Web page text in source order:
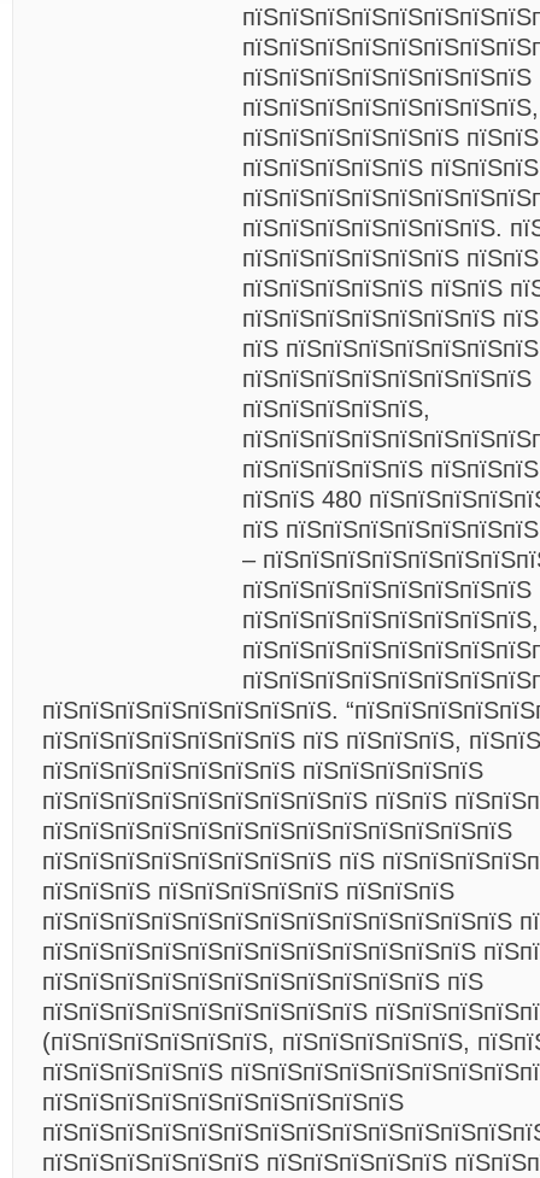
пїЅпїЅпїЅпїЅпїЅпїЅ
пїЅпїЅпїЅпїЅпїЅ
пїЅпїЅпїЅпїЅпїЅпїЅпїЅ.
пїЅпїЅпїЅпїЅпїЅпїЅ
пїЅпїЅпїЅпїЅпїЅ пїЅпїЅ
пїЅпїЅпїЅпїЅпїЅпїЅпїЅ
пїЅ пїЅпїЅпїЅпїЅпїЅпїЅпїЅ
пїЅпїЅпїЅпїЅпїЅ,
пїЅпїЅпїЅпїЅпїЅ
пїЅпїЅ 480
пїЅ
–
пїЅпїЅпїЅпїЅпїЅпїЅпїЅпїЅ,
пїЅпїЅпїЅпїЅпїЅпїЅпїЅпїЅ.
пїЅпїЅпїЅпїЅпїЅпїЅпїЅ пїЅ пїЅпїЅпїЅ,
пїЅпїЅпїЅпїЅпїЅпїЅпїЅ пїЅпїЅпїЅпїЅпїЅ
пїЅпїЅпїЅпїЅпїЅпїЅпїЅпїЅпїЅ пїЅпїЅ
пїЅпїЅпїЅпїЅпїЅпїЅпїЅпїЅпїЅпїЅпїЅпїЅпїЅ
пїЅпїЅпїЅпїЅпїЅпїЅпїЅпїЅ пїЅ
пїЅпїЅпїЅ пїЅпїЅпїЅпїЅпїЅ пїЅпїЅпїЅ
пїЅпїЅпїЅпїЅпїЅпїЅпїЅпїЅпїЅпїЅпїЅпїЅпїЅ
пїЅпїЅпїЅпїЅпїЅпїЅпїЅпїЅпїЅпїЅпїЅпїЅ
пїЅпїЅпїЅпїЅпїЅпїЅпїЅпїЅпїЅпїЅпїЅ пїЅ
пїЅпїЅпїЅпїЅпїЅпїЅпїЅпїЅпїЅ
(пїЅпїЅпїЅпїЅпїЅпїЅ, пїЅпїЅпїЅпїЅпїЅ,
пїЅпїЅпїЅпїЅпїЅ
пїЅпїЅпїЅпїЅпїЅпїЅпїЅпїЅпїЅпїЅ
пїЅпїЅпїЅпїЅпїЅпїЅ пїЅпїЅпїЅпїЅпїЅ